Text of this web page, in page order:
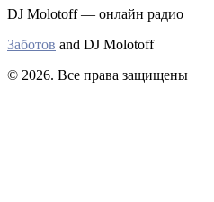
DJ Molotoff — онлайн радио
Заботов and DJ Molotoff
© 2026. Все права защищены